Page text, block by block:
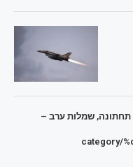
תחתונה, שמלות ערב –
category/